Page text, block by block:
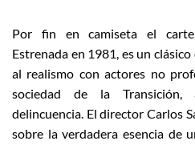
Por fin en camiseta el
Estrenada en 1981, es un
al realismo con actores no
sociedad de la Transición,
delincuencia. El director Carlos
sobre la verdadera esencia de